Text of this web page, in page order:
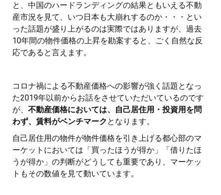
と、中国のハードランディングの結果ともいえる不動
産市況を見て、いつ日本も大崩れするのか・・・とい
った話題が盛り上がるのは実際ではありますが、過去
10年間の物件価格の上昇を勘案すると、ごく自然な反
応であると言えます。
コロナ禍による不動産価格への影響が強く話題となっ
た2019年以前からお話をさせていただいているのです
が、 不動産価格においては、自己居住用・投資用を問
わず、賃料がベンチマーク となります。
自己居住用の物件が物件価格を引き上げる都心部のマ
ーケットにおいては「買ったほうが得か」「借りたほ
うが得か」の判断がどうしても重要であり、マーケッ
トもその数値を見て動いています。